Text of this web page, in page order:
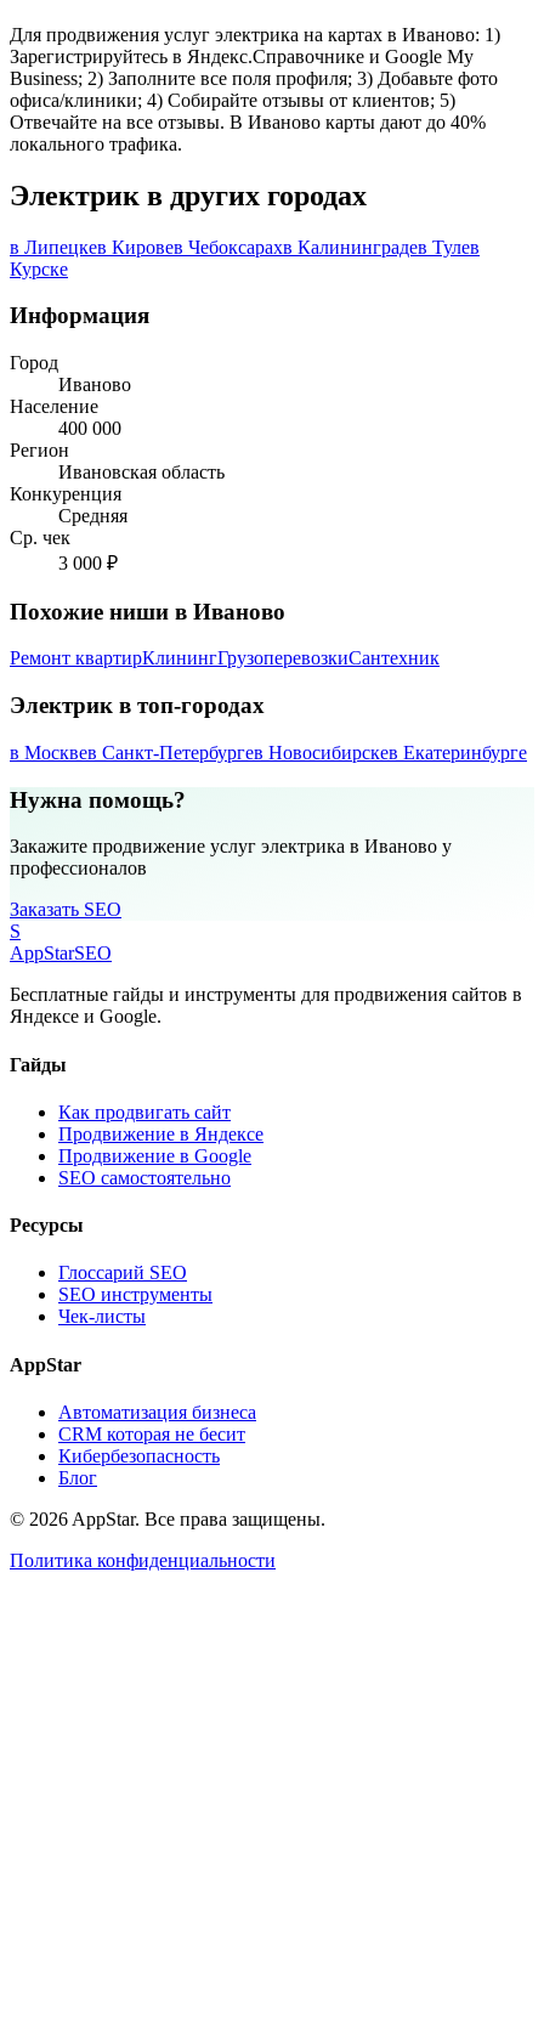
Для продвижения услуг электрика на картах в Иваново: 1)
Зарегистрируйтесь в Яндекс.Справочнике и Google My
Business; 2) Заполните все поля профиля; 3) Добавьте фото
офиса/клиники; 4) Собирайте отзывы от клиентов; 5)
Отвечайте на все отзывы. В Иваново карты дают до 40%
локального трафика.
Электрик в других городах
в Липецкев Кировев Чебоксарахв Калининградев Тулев
Курске
Информация
Город
Иваново
Население
400 000
Регион
Ивановская область
Конкуренция
Средняя
Ср. чек
3 000 ₽
Похожие ниши в Иваново
Ремонт квартирКлинингГрузоперевозкиСантехник
Электрик в топ-городах
в Москвев Санкт-Петербургев Новосибирскев Екатеринбурге
Нужна помощь?
Закажите продвижение услуг электрика в Иваново у
профессионалов
Заказать SEO
S
AppStarSEO
Бесплатные гайды и инструменты для продвижения сайтов в
Яндексе и Google.
Гайды
Как продвигать сайт
Продвижение в Яндексе
Продвижение в Google
SEO самостоятельно
Ресурсы
Глоссарий SEO
SEO инструменты
Чек-листы
AppStar
Автоматизация бизнеса
CRM которая не бесит
Кибербезопасность
Блог
© 2026 AppStar. Все права защищены.
Политика конфиденциальности